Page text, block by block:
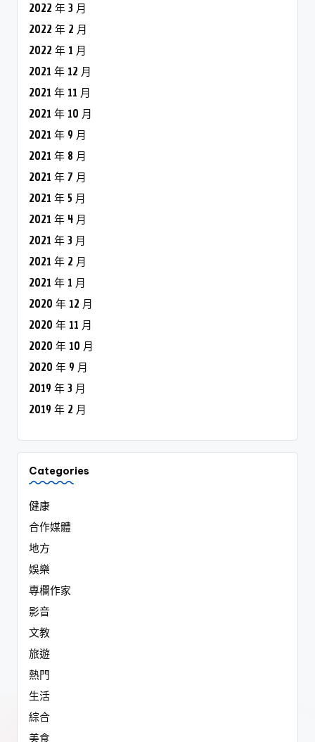
2022 年 3 月
2022 年 2 月
2022 年 1 月
2021 年 12 月
2021 年 11 月
2021 年 10 月
2021 年 9 月
2021 年 8 月
2021 年 7 月
2021 年 5 月
2021 年 4 月
2021 年 3 月
2021 年 2 月
2021 年 1 月
2020 年 12 月
2020 年 11 月
2020 年 10 月
2020 年 9 月
2019 年 3 月
2019 年 2 月
Categories
健康
合作媒體
地方
娛樂
專欄作家
影音
文教
旅遊
熱門
生活
綜合
美食